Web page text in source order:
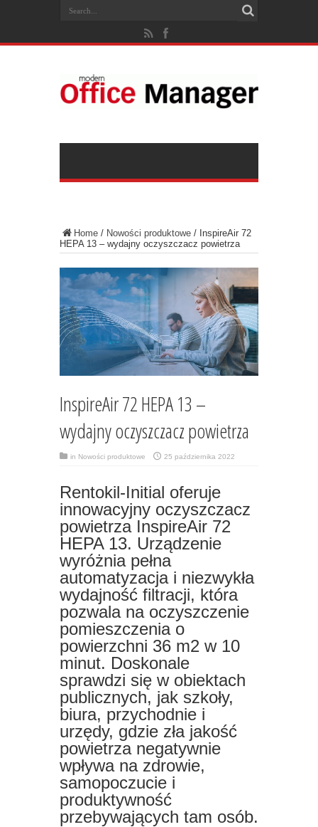
Home / Nowości produktowe / InspireAir 72
HEPA 13 – wydajny oczyszczacz powietrza
InspireAir 72 HEPA 13 –
wydajny oczyszczacz powietrza
in Nowości produktowe 25 października 2022
Rentokil-Initial oferuje
innowacyjny oczyszczacz
powietrza InspireAir 72
HEPA 13. Urządzenie
wyróżnia pełna
automatyzacja i niezwykła
wydajność filtracji, która
pozwala na oczyszczenie
pomieszczenia o
powierzchni 36 m2 w 10
minut. Doskonale
sprawdzi się w obiektach
publicznych, jak szkoły,
biura, przychodnie i
urzędy, gdzie zła jakość
powietrza negatywnie
wpływa na zdrowie,
samopoczucie i
produktywność
przebywających tam osób.